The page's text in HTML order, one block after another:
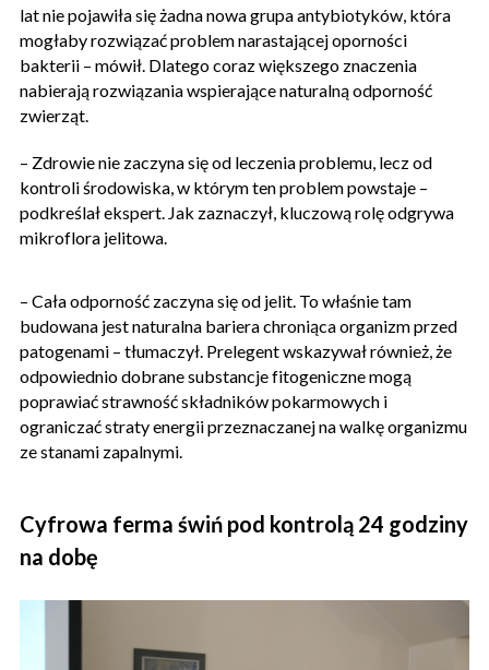
lat nie pojawiła się żadna nowa grupa antybiotyków, która
mogłaby rozwiązać problem narastającej oporności
bakterii – mówił. Dlatego coraz większego znaczenia
nabierają rozwiązania wspierające naturalną odporność
zwierząt.
– Zdrowie nie zaczyna się od leczenia problemu, lecz od
kontroli środowiska, w którym ten problem powstaje –
podkreślał ekspert. Jak zaznaczył, kluczową rolę odgrywa
mikroflora jelitowa.
– Cała odporność zaczyna się od jelit. To właśnie tam
budowana jest naturalna bariera chroniąca organizm przed
patogenami – tłumaczył. Prelegent wskazywał również, że
odpowiednio dobrane substancje fitogeniczne mogą
poprawiać strawność składników pokarmowych i
ograniczać straty energii przeznaczanej na walkę organizmu
ze stanami zapalnymi.
Cyfrowa ferma świń pod kontrolą 24 godziny
na dobę